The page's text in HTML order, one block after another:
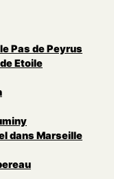
Pas de Peyrus
Etoile
dans Marseille